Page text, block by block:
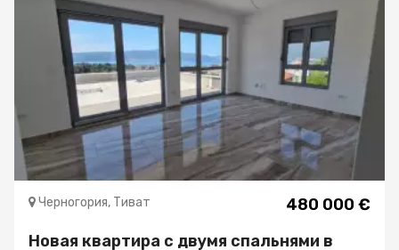
480 000 €
Черногория, Тиват
Новая квартира с двумя спальнями в